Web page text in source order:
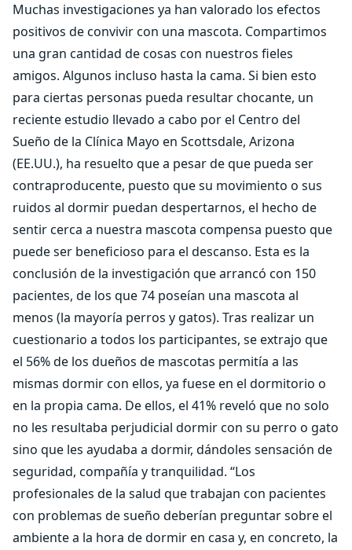
Muchas investigaciones ya han valorado los efectos
positivos de convivir con una mascota. Compartimos
una gran cantidad de cosas con nuestros fieles
amigos. Algunos incluso hasta la cama. Si bien esto
para ciertas personas pueda resultar chocante, un
reciente estudio llevado a cabo por el Centro del
Sueño de la Clínica Mayo en Scottsdale, Arizona
(EE.UU.), ha resuelto que a pesar de que pueda ser
contraproducente, puesto que su movimiento o sus
ruidos al dormir puedan despertarnos, el hecho de
sentir cerca a nuestra mascota compensa puesto que
puede ser beneficioso para el descanso. Esta es la
conclusión de la investigación que arrancó con 150
pacientes, de los que 74 poseían una mascota al
menos (la mayoría perros y gatos). Tras realizar un
cuestionario a todos los participantes, se extrajo que
el 56% de los dueños de mascotas permitía a las
mismas dormir con ellos, ya fuese en el dormitorio o
en la propia cama. De ellos, el 41% reveló que no solo
no les resultaba perjudicial dormir con su perro o gato
sino que les ayudaba a dormir, dándoles sensación de
seguridad, compañía y tranquilidad. “Los
profesionales de la salud que trabajan con pacientes
con problemas de sueño deberían preguntar sobre el
ambiente a la hora de dormir en casa y, en concreto, la